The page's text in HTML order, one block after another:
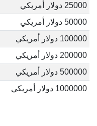
25000 دولار أمريكي
50000 دولار أمريكي
100000 دولار أمريكي
200000 دولار أمريكي
500000 دولار أمريكي
1000000 دولار أمريكي